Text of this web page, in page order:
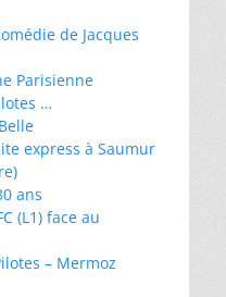
de Jacques
Parisienne
…
express à Saumur
ans
(L1) face au
– Mermoz